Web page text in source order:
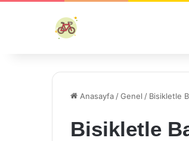
Anasayfa /Genel / Bisikletle
Bisikletle